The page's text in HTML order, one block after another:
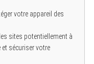
votre appareil des
sites potentiellement à
sécuriser votre